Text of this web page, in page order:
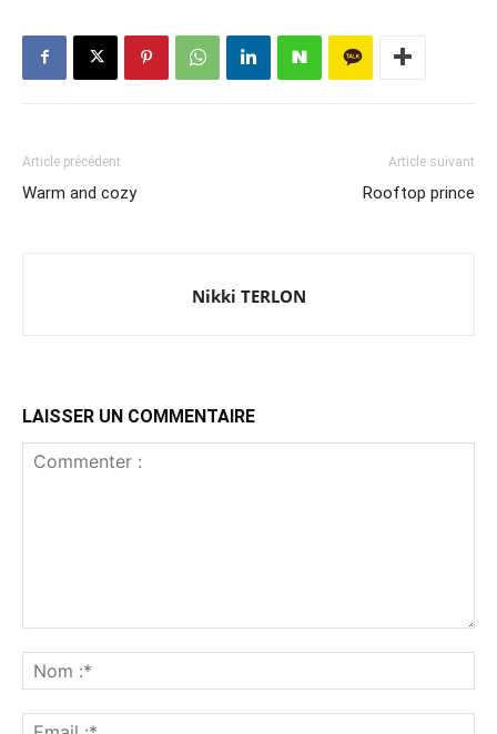
Article précédent
Warm and cozy
Article suivant
Rooftop prince
Nikki TERLON
LAISSER UN COMMENTAIRE